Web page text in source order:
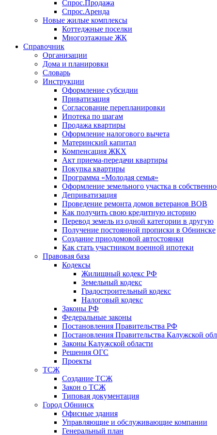
Спрос.Продажа
Спрос.Аренда
Новые жилые комплексы
Коттеджные поселки
Многоэтажные ЖК
Справочник
Организации
Дома и планировки
Словарь
Инструкции
Оформление субсидии
Приватизация
Согласование перепланировки
Ипотека по шагам
Продажа квартиры
Оформление налогового вычета
Материнский капитал
Компенсация ЖКХ
Акт приема-передачи квартиры
Покупка квартиры
Программа «Молодая семья»
Оформление земельного участка в
Деприватизация
Проведение ремонта домов ветеранов ВОВ
Как получить свою кредитную историю
Перевод земель из одной категории в другую
Получение постоянной прописки в Обнинске
Создание приодомовой автостоянки
Как стать участником военной ипотеки
Правовая база
Кодексы
Жилищный кодекс РФ
Земельный кодекс
Градостроительный кодекс
Налоговый кодекс
Законы РФ
Федеральные законы
Постановления Правительства РФ
Постановления Правительства Калужской
Законы Калужской области
Решения ОГС
Проекты
ТСЖ
Создание ТСЖ
Закон о ТСЖ
Типовая документация
Город Обнинск
Офисные здания
Управляющие и обслуживающие компании
Генеральный план